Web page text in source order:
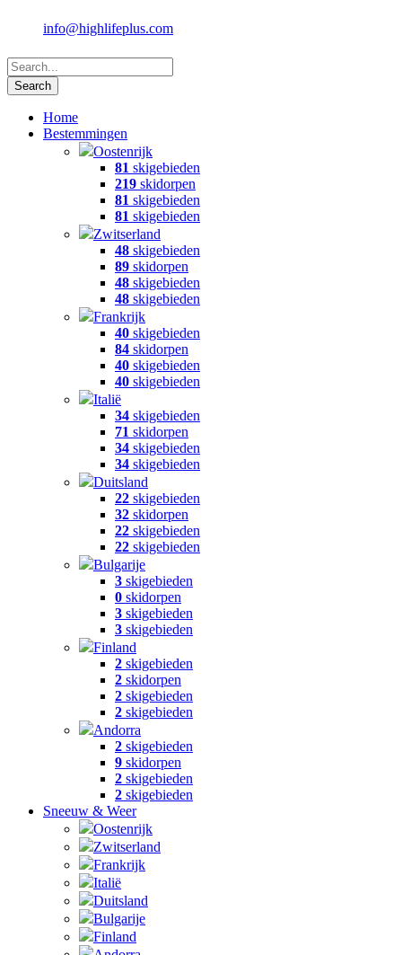
info@highlifeplus.com
Home
Bestemmingen
Oostenrijk
81 skigebieden
219 skidorpen
81 skigebieden
81 skigebieden
Zwitserland
48 skigebieden
89 skidorpen
48 skigebieden
48 skigebieden
Frankrijk
40 skigebieden
84 skidorpen
40 skigebieden
40 skigebieden
Italië
34 skigebieden
71 skidorpen
34 skigebieden
34 skigebieden
Duitsland
22 skigebieden
32 skidorpen
22 skigebieden
22 skigebieden
Bulgarije
3 skigebieden
0 skidorpen
3 skigebieden
3 skigebieden
Finland
2 skigebieden
2 skidorpen
2 skigebieden
2 skigebieden
Andorra
2 skigebieden
9 skidorpen
2 skigebieden
2 skigebieden
Sneeuw & Weer
Oostenrijk
Zwitserland
Frankrijk
Italië
Duitsland
Bulgarije
Finland